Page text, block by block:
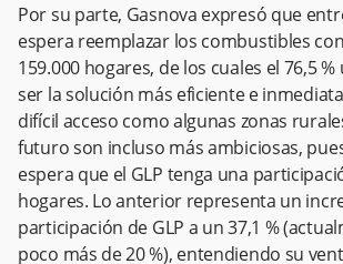
Por su parte, Gasnova expresó que
espera reemplazar los combustibles
159.000 hogares, de los cuales el 76,5
ser la solución más eficiente e
difícil acceso como algunas zonas
futuro son incluso más ambiciosas,
espera que el GLP tenga una
hogares. Lo anterior representa un
participación de GLP a un 37,1 %
poco más de 20 %), entendiendo su